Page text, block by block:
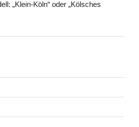
„Klein-Köln“ oder „Kölsches